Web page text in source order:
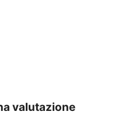
valutazione